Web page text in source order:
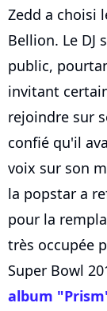
Zedd a choisi
Bellion. Le DJ
public,
invitant
rejoindre sur
confié qu'il
voix sur son
la popstar a
pour la
très occupée
Super Bowl
album